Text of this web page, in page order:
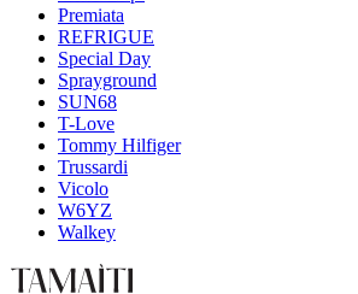
Premiata
REFRIGUE
Special Day
Sprayground
SUN68
T-Love
Tommy Hilfiger
Trussardi
Vicolo
W6YZ
Walkey